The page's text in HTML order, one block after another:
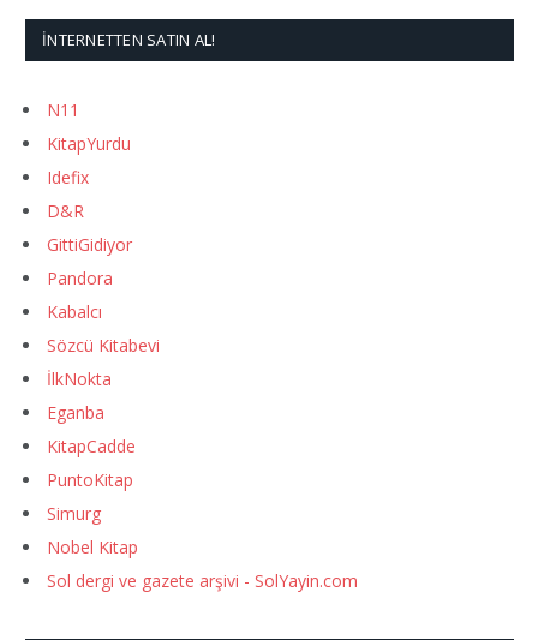
İNTERNETTEN SATIN AL!
N11
KitapYurdu
Idefix
D&R
GittiGidiyor
Pandora
Kabalcı
Sözcü Kitabevi
İlkNokta
Eganba
KitapCadde
PuntoKitap
Simurg
Nobel Kitap
Sol dergi ve gazete arşivi - SolYayin.com